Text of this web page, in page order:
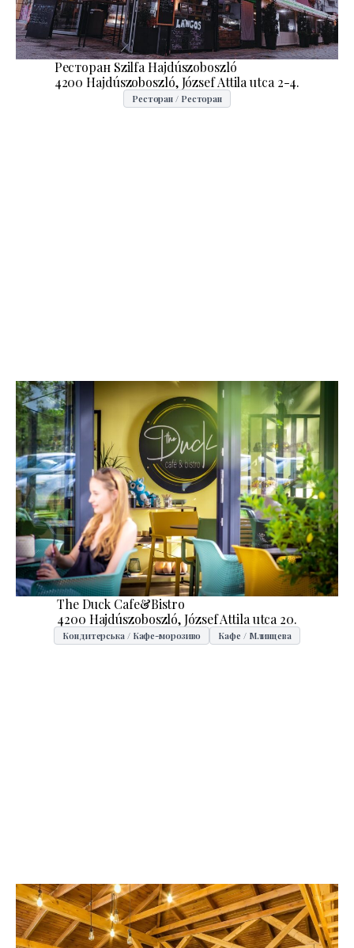
Ресторан Szilfa Hajdúszoboszló
4200 Hajdúszoboszló, József Attila utca 2-4.
Ресторан / Ресторан
The Duck Cafe&Bistro
4200 Hajdúszoboszló, József Attila utca 20.
Кондитерська / Кафе-морозиво Кафе / Млинцева